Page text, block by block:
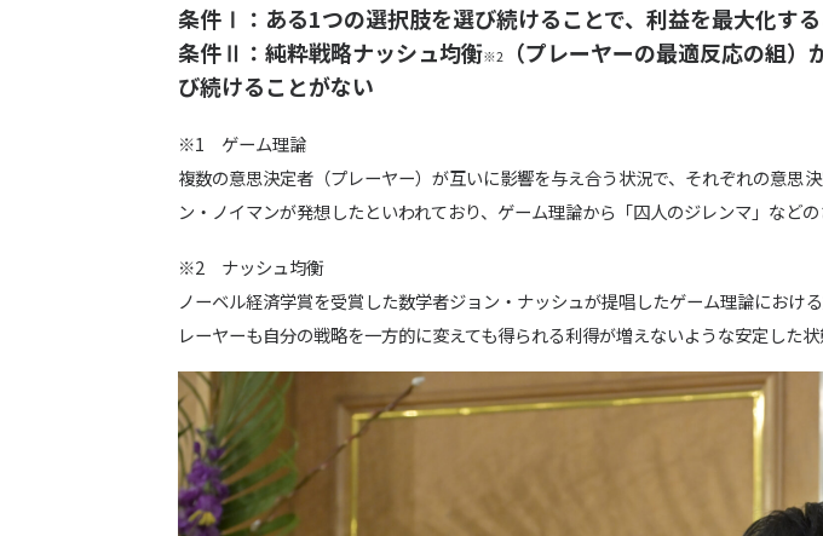
条件Ⅰ：ある1つの選択肢を選び続けることで、利益を最大化す
条件Ⅱ：純粋戦略ナッシュ均衡※2
（プレーヤーの最適反応の組
び続けることがない
※1 ゲーム理論
複数の意思決定者（プレーヤー）が互いに影響を与え合う状況で、それぞれの意
ン・ノイマンが発想したといわれており、ゲーム理論から「囚人のジレンマ」などの
※2 ナッシュ均衡
ノーベル経済学賞を受賞した数学者ジョン・ナッシュが提唱したゲーム理論にお
レーヤーも自分の戦略を一方的に変えても得られる利得が増えないような安定した状